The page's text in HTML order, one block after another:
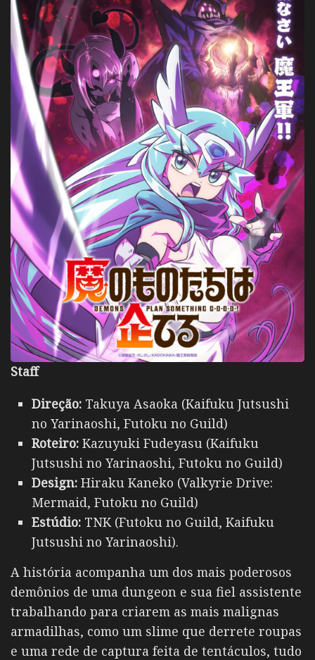
Staff
Direção: Takuya Asaoka (Kaifuku Jutsushi
no Yarinaoshi, Futoku no Guild)
Roteiro: Kazuyuki Fudeyasu (Kaifuku
Jutsushi no Yarinaoshi, Futoku no Guild)
Design: Hiraku Kaneko (Valkyrie Drive:
Mermaid, Futoku no Guild)
Estúdio: TNK (Futoku no Guild, Kaifuku
Jutsushi no Yarinaoshi).
A história acompanha um dos mais poderosos
demônios de uma dungeon e sua fiel assistente
trabalhando para criarem as mais malignas
armadilhas, como um slime que derrete roupas
e uma rede de captura feita de tentáculos, tudo